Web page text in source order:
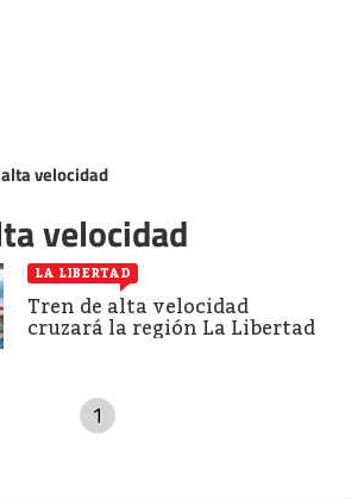
velocidad
velocidad
LA LIBERTAD
Tren de alta velocidad
cruzará la región La Libertad
1